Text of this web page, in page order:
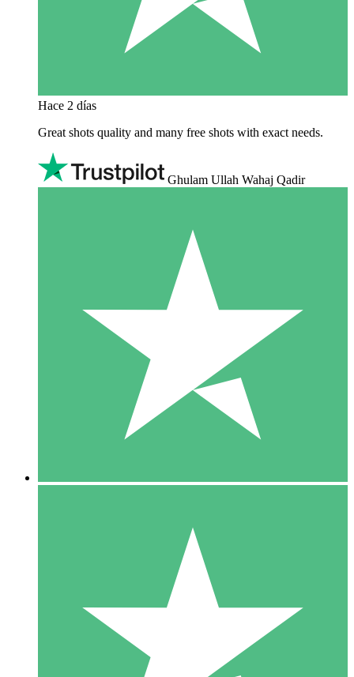
Hace 2 días
Great shots quality and many free shots with exact needs.
Ghulam Ullah Wahaj Qadir